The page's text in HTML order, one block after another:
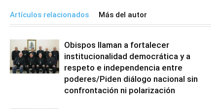
Artículos relacionados Más del autor
Obispos llaman a fortalecer
institucionalidad democrática y a
respeto e independencia entre
poderes/Piden diálogo nacional sin
confrontación ni polarización